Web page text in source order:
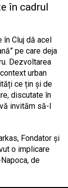
în cadrul
Cluj dă acel
pe care deja
Dezvoltarea
urban
ce țin și de
discutate în
invităm să-l
Fondator și
o implicare
de